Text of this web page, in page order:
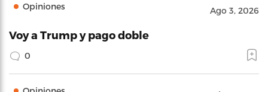
Opiniones Ago 3, 2026
Voy a Trump y pago doble
0